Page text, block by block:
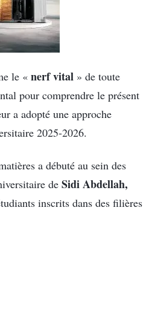
le « nerf vital » de toute
pour comprendre le présent
a adopté une approche
2025-2026.
a débuté au sein des
de Sidi Abdellah,
inscrits dans des filières